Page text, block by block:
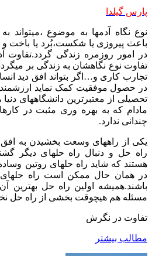
پارس گیلدا
نوع نگاه آدمها به موضوع ،میتواند
باعث پیروزی یا شکست،بُرد یا باخت
در امور روزمره زندگی گردد.تفاوت
تفاوت نوع نگاهشان به زندگی بر
تجارب کاری و…اگر بتواند افق دید
در حصول موفقیت کمک نماید ارزشمند
تحصیلی از معتبرترین دانشگاههای
مادام که به بهره وری مثبت در
چندانی ندارد.
یکی از راههای وسعت بخشیدن به
راه حل و دنبال راه حلهای دیگر
هستند که شاید راه حلهای روتین
در همان حال ممکن است راه حلهای
باشند.همیشه اولین راه حل
مسئله هم هیچوقت بخشی از راه حل
تفاوت در نگرش
مطالب بیشتر